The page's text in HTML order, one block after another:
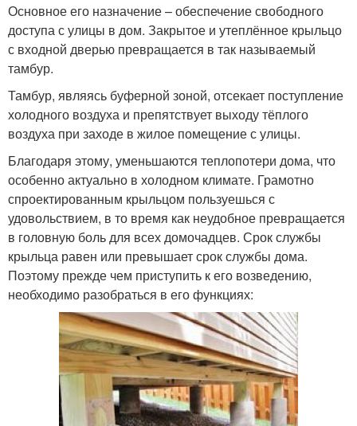
Основное его назначение – обеспечение свободного
доступа с улицы в дом. Закрытое и утеплённое крыльцо
с входной дверью превращается в так называемый
тамбур.
Тамбур, являясь буферной зоной, отсекает поступление
холодного воздуха и препятствует выходу тёплого
воздуха при заходе в жилое помещение с улицы.
Благодаря этому, уменьшаются теплопотери дома, что
особенно актуально в холодном климате. Грамотно
спроектированным крыльцом пользуешься с
удовольствием, в то время как неудобное превращается
в головную боль для всех домочадцев. Срок службы
крыльца равен или превышает срок службы дома.
Поэтому прежде чем приступить к его возведению,
необходимо разобраться в его функциях: